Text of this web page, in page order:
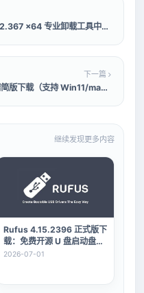
Total Uninstall Professional 7.6.2.367 x64 专业卸载工具中文多语免费版
下一篇
VMware Workstation Pro 中文精简版下载（支持 Win11/macOS/Linux）
继续发现更多内容
Rufus 4.15.2396 正式版下
载：免费开源 U 盘启动盘制
作工具。
2026-07-01